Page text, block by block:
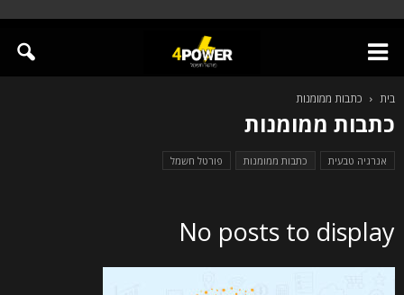
בית כתבות ממומנות
כתבות ממומנות
אנרגיה טבעית כתבות ממומנות פורטל חשמל
No posts to display